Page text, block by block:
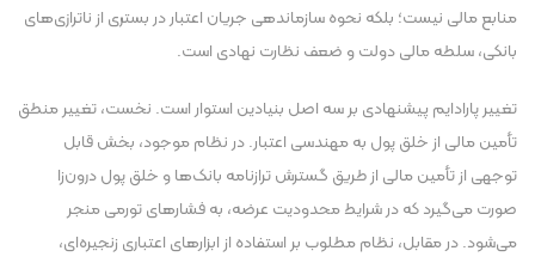
منابع مالی نیست؛ بلکه نحوه سازماندهی جریان اعتبار در بستری از ناترازی‌های
بانکی، سلطه مالی دولت و ضعف نظارت نهادی است.
تغییر پارادایم پیشنهادی بر سه اصل بنیادین استوار است. نخست، تغییر منطق
تأمین مالی از خلق پول به مهندسی اعتبار. در نظام موجود، بخش قابل
توجهی از تأمین مالی از طریق گسترش ترازنامه بانک‌ها و خلق پول درون‌زا
صورت می‌گیرد که در شرایط محدودیت عرضه، به فشار‌های تورمی منجر
می‌شود. در مقابل، نظام مطلوب بر استفاده از ابزار‌های اعتباری زنجیره‌ای،